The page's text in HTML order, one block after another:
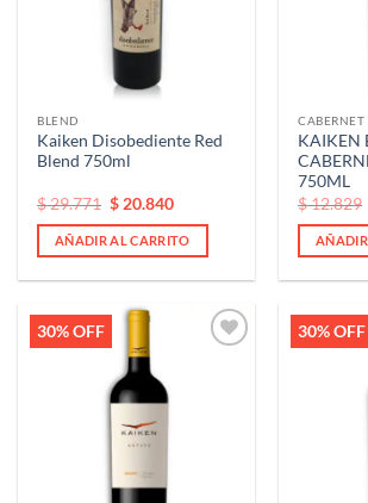
BLEND
Kaiken Disobediente Red
Blend 750ml
El
precio
original
era:
$ 29.771.
$29.771 El
precio
actual
es:
$ 29.771.
$ 20.840
AÑADIR AL CARRITO
KAIKEN
750ML
El
precio
original
era:
$ 12.829.
$12.829
30% OFF 30% OFF